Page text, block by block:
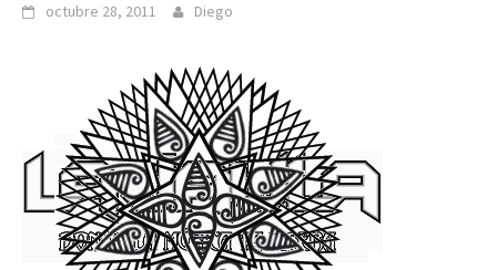
octubre 28, 2011 Diego